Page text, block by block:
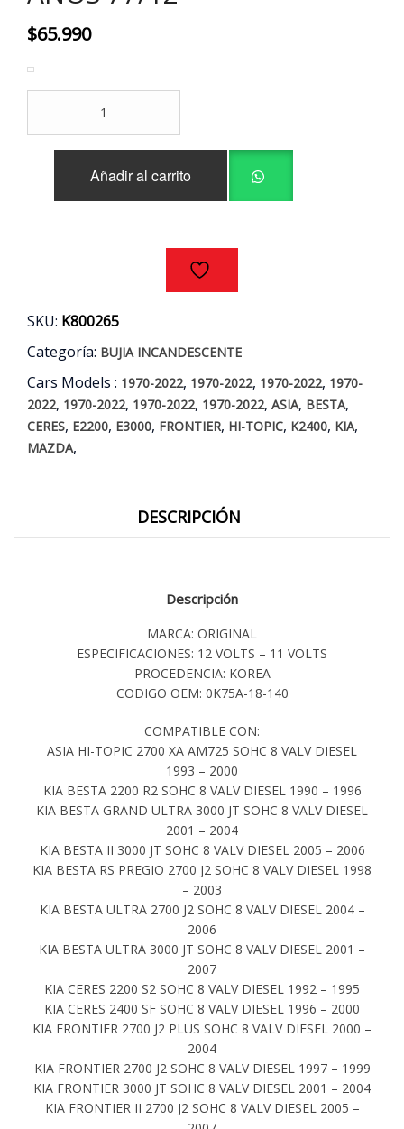
$65.990
BUJIAS
INCANDESCENTES
(ORIGINAL)
K2400
AÑOS
77/12
cantidad
Añadir al carrito
SKU: K800265
Categoría: BUJIA INCANDESCENTE
Cars Models : 1970-2022, 1970-2022, 1970-2022, 1970-
2022, 1970-2022, 1970-2022, 1970-2022, ASIA, BESTA,
CERES, E2200, E3000, FRONTIER, HI-TOPIC, K2400, KIA,
MAZDA,
DESCRIPCIÓN
Descripción
MARCA: ORIGINAL
ESPECIFICACIONES: 12 VOLTS – 11 VOLTS
PROCEDENCIA: KOREA
CODIGO OEM: 0K75A-18-140
COMPATIBLE CON:
ASIA HI-TOPIC 2700 XA AM725 SOHC 8 VALV DIESEL
1993 – 2000
KIA BESTA 2200 R2 SOHC 8 VALV DIESEL 1990 – 1996
KIA BESTA GRAND ULTRA 3000 JT SOHC 8 VALV DIESEL
2001 – 2004
KIA BESTA II 3000 JT SOHC 8 VALV DIESEL 2005 – 2006
KIA BESTA RS PREGIO 2700 J2 SOHC 8 VALV DIESEL 1998
– 2003
KIA BESTA ULTRA 2700 J2 SOHC 8 VALV DIESEL 2004 –
2006
KIA BESTA ULTRA 3000 JT SOHC 8 VALV DIESEL 2001 –
2007
KIA CERES 2200 S2 SOHC 8 VALV DIESEL 1992 – 1995
KIA CERES 2400 SF SOHC 8 VALV DIESEL 1996 – 2000
KIA FRONTIER 2700 J2 PLUS SOHC 8 VALV DIESEL 2000 –
2004
KIA FRONTIER 2700 J2 SOHC 8 VALV DIESEL 1997 – 1999
KIA FRONTIER 3000 JT SOHC 8 VALV DIESEL 2001 – 2004
KIA FRONTIER II 2700 J2 SOHC 8 VALV DIESEL 2005 –